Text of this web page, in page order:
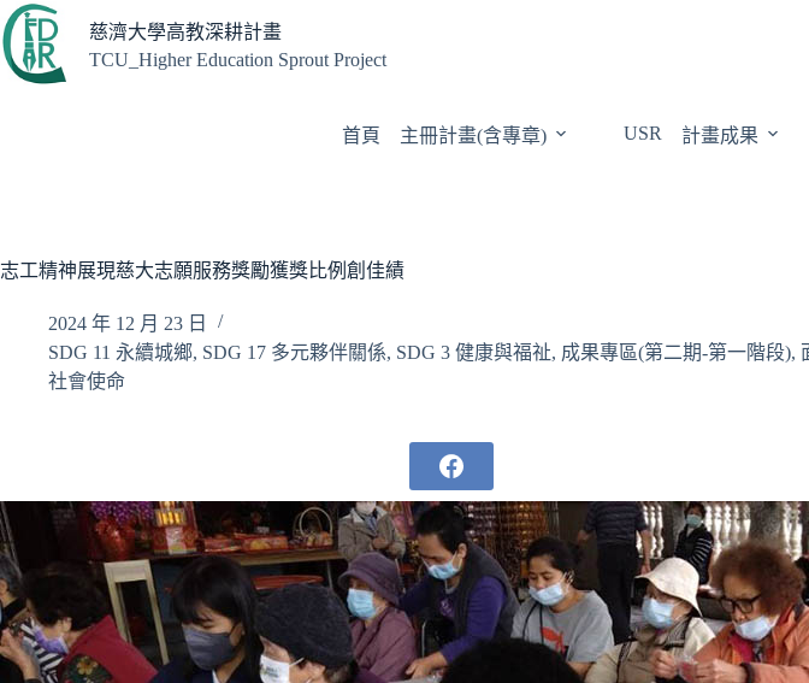
跳
至
主
慈濟大學高教深耕計畫
TCU_Higher Education Sprout Project
首頁 主冊計畫(含專章) USR 計畫成果
志工精神展現慈大志願服務獎勵獲獎比例創佳績
2024 年 12 月 23 日
SDG 11 永續城鄉, SDG 17 多元夥伴關係, SDG 3 健康與福祉, 成果專區(第二期-第一階段),
社會使命